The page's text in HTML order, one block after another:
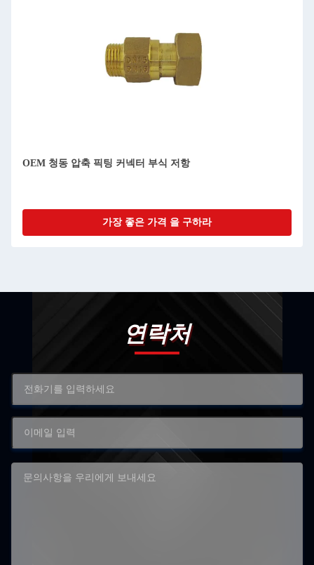
OEM 청동 압축 픽팅 커넥터 부식 저항
가장 좋은 가격 을 구하라
연락처